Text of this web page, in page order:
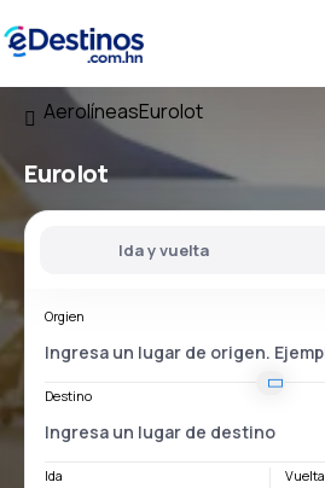
AerolíneasEurolot
Eurolot
Ida y vuelta
Orgien
Destino
Ida Vuelta